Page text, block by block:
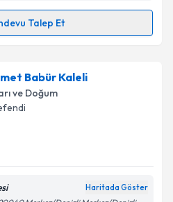
kabul ediyorum.
Talep Et
Talebi
için randevu takvimi talebi
randevu almanız için bir
e-posta ile bilgilendireceğiz.
Babür Kaleli
ve Doğum
Haritada Göster